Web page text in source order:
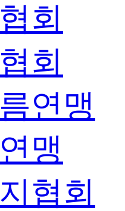
회
회
연맹
맹
협회